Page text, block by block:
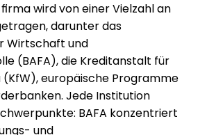
wird von einer Vielzahl an
darunter das
Wirtschaft und
(BAFA), die Kreditanstalt für
europäische Programme
Jede Institution
BAFA konzentriert
und